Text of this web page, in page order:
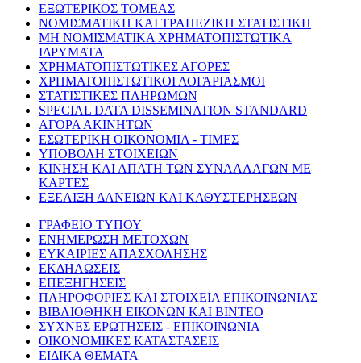
ΕΞΩΤΕΡΙΚΟΣ ΤΟΜΕΑΣ
ΝΟΜΙΣΜΑΤΙΚΗ ΚΑΙ ΤΡΑΠΕΖΙΚΗ ΣΤΑΤΙΣΤΙΚΗ
ΜΗ ΝΟΜΙΣΜΑΤΙΚΑ ΧΡΗΜΑΤΟΠΙΣΤΩΤΙΚΑ
ΙΔΡΥΜΑΤΑ
ΧΡΗΜΑΤΟΠΙΣΤΩΤΙΚΕΣ ΑΓΟΡΕΣ
ΧΡΗΜΑΤΟΠΙΣΤΩΤΙΚΟΙ ΛΟΓΑΡΙΑΣΜΟΙ
ΣΤΑΤΙΣΤΙΚΕΣ ΠΛΗΡΩΜΩΝ
SPECIAL DATA DISSEMINATION STANDARD
ΑΓΟΡΑ ΑΚΙΝΗΤΩΝ
ΕΣΩΤΕΡΙΚΗ ΟΙΚΟΝΟΜΙΑ - ΤΙΜΕΣ
ΥΠΟΒΟΛΗ ΣΤΟΙΧΕΙΩΝ
ΚΙΝΗΣΗ ΚΑΙ ΑΠΑΤΗ ΤΩΝ ΣΥΝΑΛΛΑΓΩΝ ΜΕ
ΚΑΡΤΕΣ
ΕΞΕΛΙΞΗ ΔΑΝΕΙΩΝ ΚΑΙ ΚΑΘΥΣΤΕΡΗΣΕΩΝ
ΓΡΑΦΕΙΟ ΤΥΠΟΥ
ΕΝΗΜΕΡΩΣΗ ΜΕΤΟΧΩΝ
ΕΥΚΑΙΡΙΕΣ ΑΠΑΣΧΟΛΗΣΗΣ
ΕΚΔΗΛΩΣΕΙΣ
ΕΠΕΞΗΓΗΣΕΙΣ
ΠΛΗΡΟΦΟΡΙΕΣ ΚΑΙ ΣΤΟΙΧΕΙΑ ΕΠΙΚΟΙΝΩΝΙΑΣ
ΒΙΒΛΙΟΘΗΚΗ ΕΙΚΟΝΩΝ ΚΑΙ ΒΙΝΤΕΟ
ΣΥΧΝΕΣ ΕΡΩΤΗΣΕΙΣ - ΕΠΙΚΟΙΝΩΝΙΑ
ΟΙΚΟΝΟΜΙΚΕΣ ΚΑΤΑΣΤΑΣΕΙΣ
ΕΙΔΙΚΑ ΘΕΜΑΤΑ